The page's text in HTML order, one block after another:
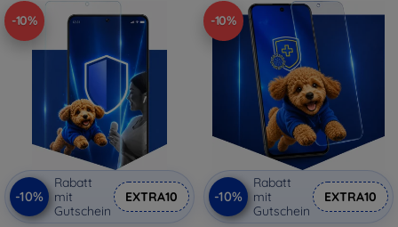
-10%
-10%
Rabatt
mit
Gutschein
EXTRA10
-10%
-10%
Rabatt
mit
Gutschein
EXTRA10